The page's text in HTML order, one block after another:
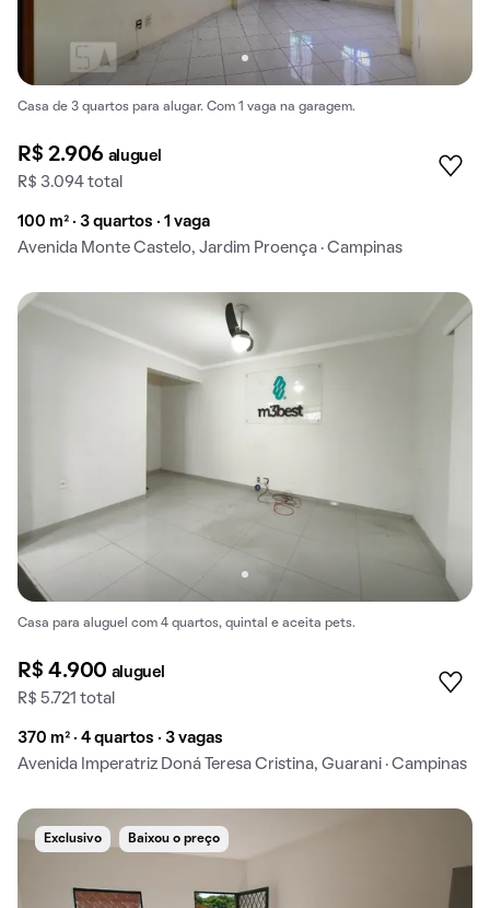
Casa de 3 quartos para alugar. Com 1 vaga na garagem.
R$ 2.906 aluguel
R$ 3.094 total
100 m² · 3 quartos · 1 vaga
Avenida Monte Castelo, Jardim Proença · Campinas
Casa para aluguel com 4 quartos, quintal e aceita pets.
R$ 4.900 aluguel
R$ 5.721 total
370 m² · 4 quartos · 3 vagas
Avenida Imperatriz Doná Teresa Cristina, Guarani · Campinas
Exclusivo Baixou o preço